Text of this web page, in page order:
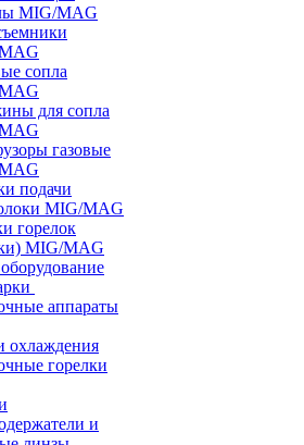
MIG/MAG
сопла
для сопла
газовые
подачи
MIG/MAG
горелок
MIG/MAG
аппараты
охлаждения
горелки
и